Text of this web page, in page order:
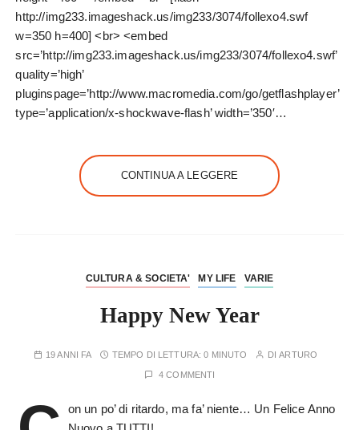
http://img233.imageshack.us/img233/3074/follexo4.swf
w=350 h=400] <br> <embed
src=’http://img233.imageshack.us/img233/3074/follexo4.swf’
quality=’high’
pluginspage=’http://www.macromedia.com/go/getflashplayer’
type=’application/x-shockwave-flash’ width=’350′…
CONTINUA A LEGGERE
CULTURA & SOCIETA' MY LIFE VARIE
Happy New Year
19 ANNI FA TEMPO DI LETTURA:0 MINUTO DIARTURO
4 COMMENTI
on un po’ di ritardo, ma fa’ niente… Un Felice Anno